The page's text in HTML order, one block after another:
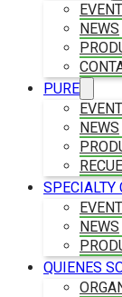
NEWS
PURE
NEWS
SPECIALTY
NEWS
QUIENES